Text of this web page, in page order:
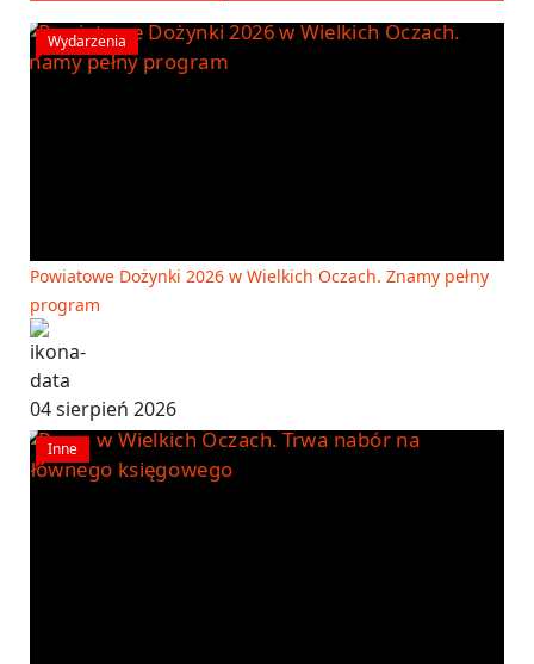
Wydarzenia
Powiatowe Dożynki 2026 w Wielkich Oczach. Znamy pełny
program
04 sierpień 2026
Inne